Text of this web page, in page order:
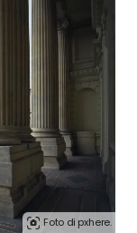
Foto di pxhere.